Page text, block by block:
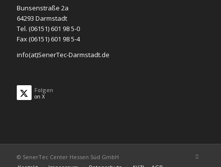
Bunsenstraße 2a
64293 Darmstadt
Tel. (06151) 601 98 5-0
Fax (06151) 601 98 5-4
info(at)SenerTec-Darmstadt.de
Folgen
on X
© SenerTec Center Hessen Süd GmbH